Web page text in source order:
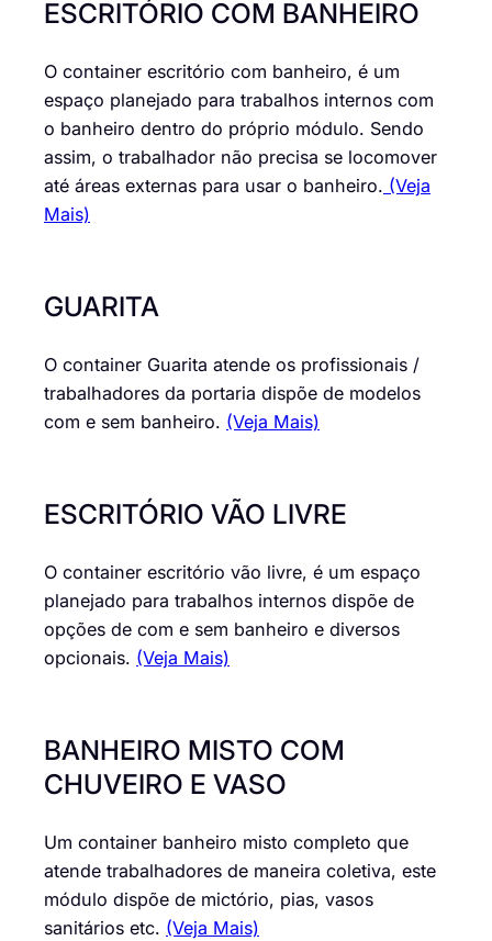
ESCRITÓRIO COM BANHEIRO
O container escritório com banheiro, é um
espaço planejado para trabalhos internos com
o banheiro dentro do próprio módulo. Sendo
assim, o trabalhador não precisa se locomover
até áreas externas para usar o banheiro. (Veja
Mais)
GUARITA
O container Guarita atende os profissionais /
trabalhadores da portaria dispõe de modelos
com e sem banheiro. (Veja Mais)
ESCRITÓRIO VÃO LIVRE
O container escritório vão livre, é um espaço
planejado para trabalhos internos dispõe de
opções de com e sem banheiro e diversos
opcionais. (Veja Mais)
BANHEIRO MISTO COM
CHUVEIRO E VASO
Um container banheiro misto completo que
atende trabalhadores de maneira coletiva, este
módulo dispõe de mictório, pias, vasos
sanitários etc. (Veja Mais)